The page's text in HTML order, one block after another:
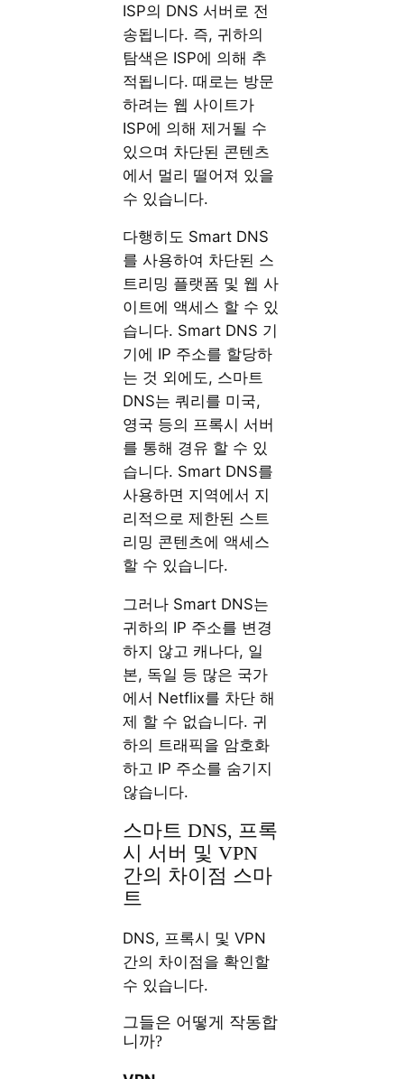
ISP의 DNS 서버로 전
송됩니다. 즉, 귀하의
탐색은 ISP에 의해 추
적됩니다. 때로는 방문
하려는 웹 사이트가
ISP에 의해 제거될 수
있으며 차단된 콘텐츠
에서 멀리 떨어져 있을
수 있습니다.
다행히도 Smart DNS
를 사용하여 차단된 스
트리밍 플랫폼 및 웹 사
이트에 액세스 할 수 있
습니다. Smart DNS 기
기에 IP 주소를 할당하
는 것 외에도, 스마트
DNS는 쿼리를 미국,
영국 등의 프록시 서버
를 통해 경유 할 수 있
습니다. Smart DNS를
사용하면 지역에서 지
리적으로 제한된 스트
리밍 콘텐츠에 액세스
할 수 있습니다.
그러나 Smart DNS는
귀하의 IP 주소를 변경
하지 않고 캐나다, 일
본, 독일 등 많은 국가
에서 Netflix를 차단 해
제 할 수 없습니다. 귀
하의 트래픽을 암호화
하고 IP 주소를 숨기지
않습니다.
스마트 DNS, 프록
시 서버 및 VPN
간의 차이점 스마
트
DNS, 프록시 및 VPN
간의 차이점을 확인할
수 있습니다.
그들은 어떻게 작동합
니까?